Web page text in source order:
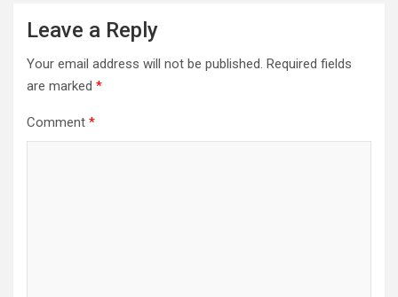
Leave a Reply
Your email address will not be published. Required fields
are marked *
Comment *